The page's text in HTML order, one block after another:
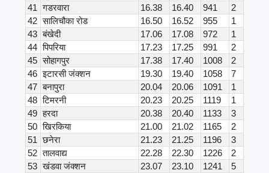
41 गडरवारा 16.38 16.40 941
2
42 सालिचौका रोड 16.50 16.52 955
1
43 बंखेदी 17.06 17.08 972
1
44 पिपरिया 17.23 17.25 991
2
45 सोहागपुर 17.38 17.40 1008
2
46 इटारसी जंक्शन 19.30 19.40 1058
7
47 बनापुरा 20.04 20.06 1091
1
48 टिमरनी 20.23 20.25 1119
1
49 हरदा 20.38 20.40 1133
3
50 खिरकिया 21.00 21.02 1165
2
51 छनेरा 21.23 21.25 1196
3
52 तालवाद्य 22.28 22.30 1226
2
53 खंडवा जंक्शन 23.07 23.10 1241
5